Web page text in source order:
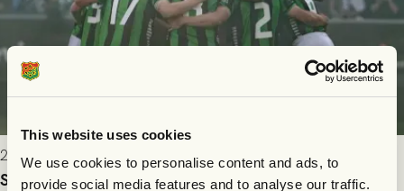
This website uses cookies
We use cookies to personalise content and ads, to
provide social media features and to analyse our traffic.
2026-07-24 16:40
Seger i första kvalmatchen mot FC Nordsjælland